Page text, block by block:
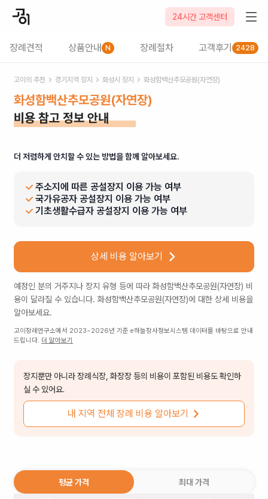
24시간 고객센터
장례견적 상품안내 N 장례절차 고객후기 2428
고이의 추천 경기 지역 장지 화성시 장지 화성함백산추모공원(자연장)
화성함백산추모공원(자연장)
비용 참고 정보 안내
더 저렴하게 안치할 수 있는 방법을 함께 알아보세요.
주소지에 따른 공설장지 이용 가능 여부
국가유공자 공설장지 이용 가능 여부
기초생활수급자 공설장지 이용 가능 여부
상세 비용 알아보기
예정인 분의 거주지나 장지 유형 등에 따라화성함백산추모공원(자연장) 비
용이 달라질 수 있습니다.화성함백산추모공원(자연장)에 대한 상세 비용을
알아보세요.
고이장례연구소에서 2023~2026년 기준 e하늘장사정보시스템 데이터를 바탕으로 안내
드립니다. 더 알아보기
장지뿐만 아니라 장례식장, 화장장 등의 비용이 포함된 비용도 확인하
실 수 있어요.
내 지역 전체 장례 비용 알아보기
평균 가격 최대 가격